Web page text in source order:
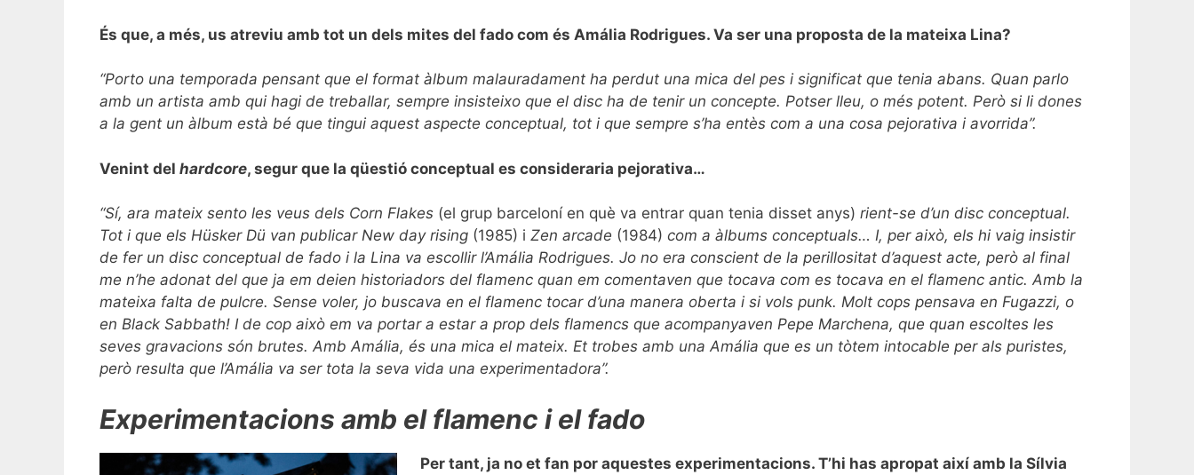
És que, a més, us atreviu amb tot un dels mites del fado com és Amália Rodrigues. Va ser una proposta de la mateixa Lina?
“Porto una temporada pensant que el format àlbum malauradament ha perdut una mica del pes i significat que tenia abans. Quan parlo
amb un artista amb qui hagi de treballar, sempre insisteixo que el disc ha de tenir un concepte. Potser lleu, o més potent. Però si li dones
a la gent un àlbum està bé que tingui aquest aspecte conceptual, tot i que sempre s’ha entès com a una cosa pejorativa i avorrida”.
Venint del hardcore, segur que la qüestió conceptual es consideraria pejorativa…
“Sí, ara mateix sento les veus dels Corn Flakes (el grup barceloní en què va entrar quan tenia disset anys) rient-se d’un disc conceptual.
Tot i que els Hüsker Dü van publicar New day rising (1985) i Zen arcade (1984) com a àlbums conceptuals… I, per això, els hi vaig insistir
de fer un disc conceptual de fado i la Lina va escollir l’Amália Rodrigues. Jo no era conscient de la perillositat d’aquest acte, però al final
me n’he adonat del que ja em deien historiadors del flamenc quan em comentaven que tocava com es tocava en el flamenc antic. Amb la
mateixa falta de pulcre. Sense voler, jo buscava en el flamenc tocar d’una manera oberta i si vols punk. Molt cops pensava en Fugazzi, o
en Black Sabbath! I de cop això em va portar a estar a prop dels flamencs que acompanyaven Pepe Marchena, que quan escoltes les
seves gravacions són brutes. Amb Amália, és una mica el mateix. Et trobes amb una Amália que es un tòtem intocable per als puristes,
però resulta que l’Amália va ser tota la seva vida una experimentadora”.
Experimentacions amb el flamenc i el fado
Per tant, ja no et fan por aquestes experimentacions. T’hi has apropat així amb la Sílvia